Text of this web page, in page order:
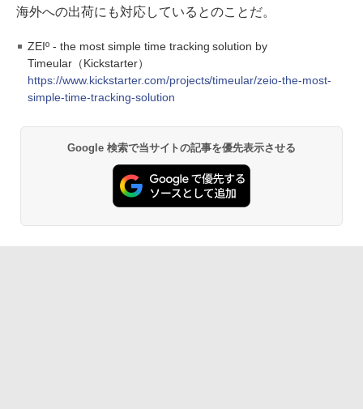
海外への出荷にも対応しているとのことだ。
ZEIº - the most simple time tracking solution by
Timeular（Kickstarter）
https://www.kickstarter.com/projects/timeular/zeio-the-most-
simple-time-tracking-solution
Google 検索で当サイトの記事を優先表示させる